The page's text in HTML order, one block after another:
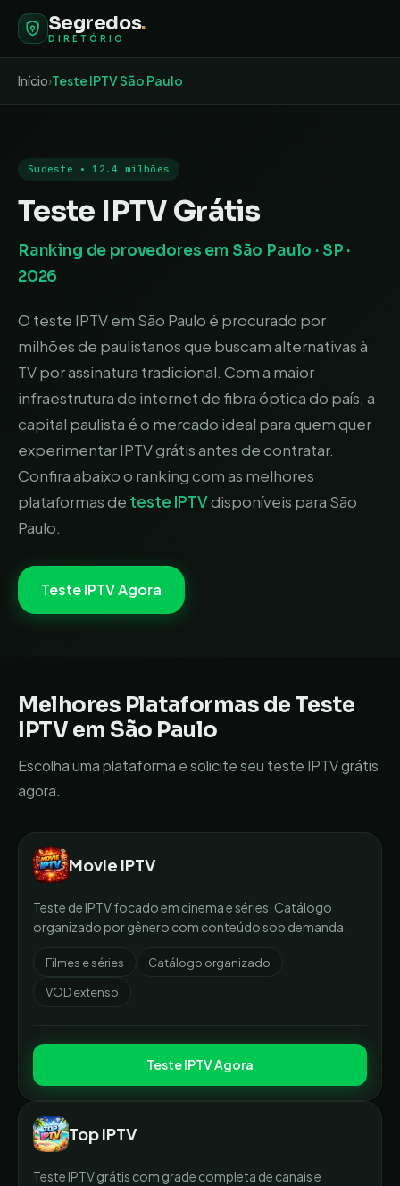
Segredos.
DIRETÓRIO
Início›Teste IPTVSão Paulo
Sudeste •12.4 milhões
Teste IPTV Grátis
Ranking de provedores em São Paulo · SP ·
2026
O teste IPTV em São Paulo é procurado por
milhões de paulistanos que buscam alternativas à
TV por assinatura tradicional. Com a maior
infraestrutura de internet de fibra óptica do país, a
capital paulista é o mercado ideal para quem quer
experimentar IPTV grátis antes de contratar.
Confira abaixo o ranking com as melhores
plataformas de teste IPTVdisponíveis para São
Paulo.
Teste IPTV Agora
Melhores Plataformas de Teste
IPTV em São Paulo
Escolha uma plataforma e solicite seu teste IPTV grátis
agora.
Movie IPTV
Teste de IPTV focado em cinema e séries. Catálogo
organizado por gênero com conteúdo sob demanda.
Filmes e séries Catálogo organizado
VOD extenso
Teste IPTV Agora
Top IPTV
Teste IPTV grátis com grade completa de canais e